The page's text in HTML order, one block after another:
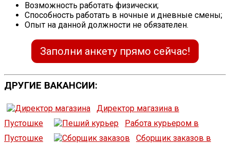
Возможность работать физически;
Способность работать в ночные и дневные смены;
Опыт на данной должности не обязателен.
Заполни анкету прямо сейчас!
ДРУГИЕ ВАКАНСИИ:
Директор магазина в
Пустошке
Работа курьером в
Пустошке
Сборщик заказов в